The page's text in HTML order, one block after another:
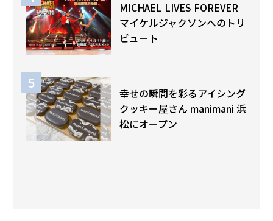
MICHAEL LIVES FOREVER
マイケルジャクソンへのトリ
ビュート
幸せの瞬間を彩るアイシング
クッキー屋さん manimani 浜
松にオープン